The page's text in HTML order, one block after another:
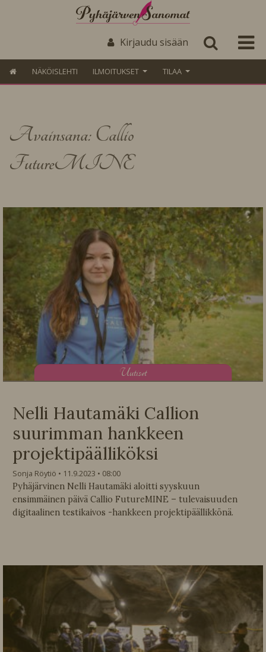
Kirjaudu sisään
NÄKÖISLEHTI ILMOITUKSET TILAA
Avainsana: Callio
FutureMINE
Uutiset
Nelli Hautamäki Callion
suurimman hankkeen
projektipäälliköksi
Sonja Röytiö 11.9.2023
08:00
Pyhäjärvinen Nelli Hautamäki aloitti syyskuun
ensimmäinen päivä Callio FutureMINE – tulevaisuuden
digitaalinen testikaivos -hankkeen projektipäällikkönä.